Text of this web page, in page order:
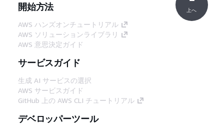
開始方法
AWS ハンズオンチュートリアル
AWS ソリューションライブラリ
AWS 意思決定ガイド
サービスガイド
生成 AI サービスの選択
AWS サービスガイド
GitHub 上の AWS CLI チュートリアル
デベロッパーツール
上へ